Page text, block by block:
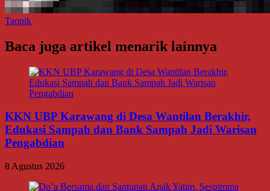
Taopik
Baca juga artikel menarik lainnya
KKN UBP Karawang di Desa Wantilan Berakhir,
Edukasi Sampah dan Bank Sampah Jadi Warisan
Pengabdian
8 Agustus 2026